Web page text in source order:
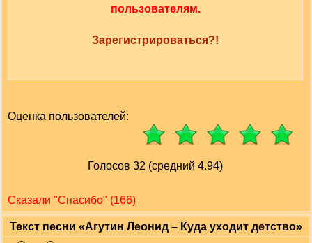
пользователям.
Зарегистрироваться?!
Оценка пользователей:
Голосов 32 (средний 4.94)
Сказали "Cпасибо" (166)
Текст песни «Агутин Леонид – Куда уходит детство»